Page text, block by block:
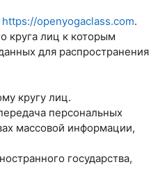
https://openyogaclass.com.
круга лиц к которым
для распространения
кругу лиц.
персональных
массовой информации,
государства,